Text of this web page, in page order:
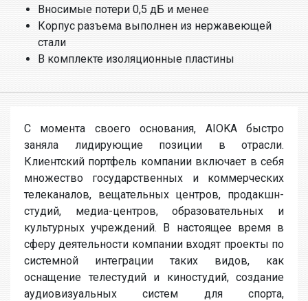
Вносимые потери 0,5 дБ и менее
Корпус разъема выполнен из нержавеющей
стали
В комплекте изоляционные пластины
С момента своего основания, AIOKA быстро
заняла лидирующие позиции в отрасли.
Клиентский портфель компании включает в себя
множество государственных и коммерческих
телеканалов, вещательных центров, продакшн-
студий, медиа-центров, образовательных и
культурных учреждений. В настоящее время в
сферу деятельности компании входят проекты по
системной интеграции таких видов, как
оснащение телестудий и киностудий, создание
аудиовизуальных систем для спорта,